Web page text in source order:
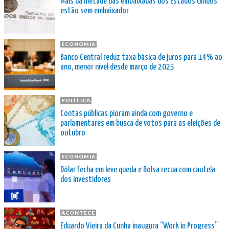
estão sem embaixador
ECONOMIA
Banco Central reduz taxa básica de juros para 14% ao
ano, menor nível desde março de 2025
POLÍTICA
Contas públicas pioram ainda com governo e
parlamentares em busca de votos para as eleições de
outubro
ECONOMIA
Dólar fecha em leve queda e Bolsa recua com cautela
dos investidores
ACONTECE
Eduardo Vieira da Cunha inaugura “Work in Progress”